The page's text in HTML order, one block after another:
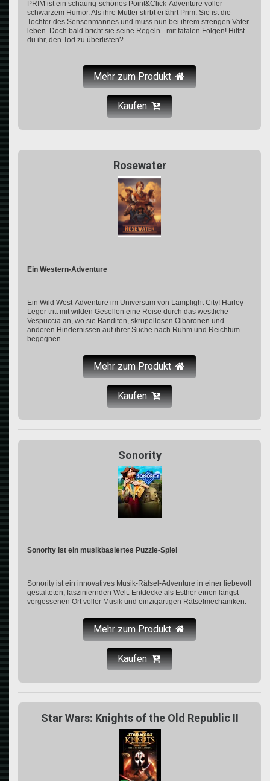
PRIM ist ein schaurig-schönes Point&Click-Adventure voller
schwarzem Humor. Als ihre Mutter stirbt erfährt Prim: Sie ist die
Tochter des Sensenmannes und muss nun bei ihrem strengen Vater
leben. Doch bald bricht sie seine Regeln - mit fatalen Folgen! Hilfst
du ihr, den Tod zu überlisten?
Mehr zum Produkt
Kaufen
Rosewater
Ein Western-Adventure
Ein Wild West-Adventure im Universum von Lamplight City! Harley
Leger tritt mit wilden Gesellen eine Reise durch das westliche
Vespuccia an, wo sie Banditen, skrupellosen Ölbaronen und
anderen Hindernissen auf ihrer Suche nach Ruhm und Reichtum
begegnen.
Mehr zum Produkt
Kaufen
Sonority
Sonority ist ein musikbasiertes Puzzle-Spiel
Sonority ist ein innovatives Musik-Rätsel-Adventure in einer liebevoll
gestalteten, fasziniernden Welt. Entdecke als Esther einen längst
vergessenen Ort voller Musik und einzigartigen Rätselmechaniken.
Mehr zum Produkt
Kaufen
Star Wars: Knights of the Old Republic II